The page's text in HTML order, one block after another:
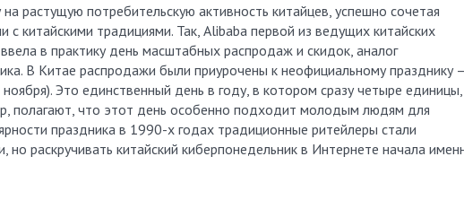
растущую потребительскую активность китайцев, успешно сочетая
с китайскими традициями. Так, Alibaba первой из ведущих китайских
в практику день масштабных распродаж и скидок, аналог
В Китае распродажи были приурочены к неофициальному празднику
Это единственный день в году, в котором сразу четыре
полагают, что этот день особенно подходит молодым людям для
праздника в 1990-х годах традиционные ритейлеры стали
но раскручивать китайский киберпонедельник в Интернете начала